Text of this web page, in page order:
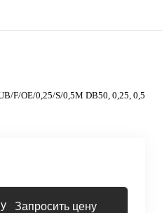
F/OE/0,25/S/0,5M DB50, 0,25, 0,5
Запросить цену